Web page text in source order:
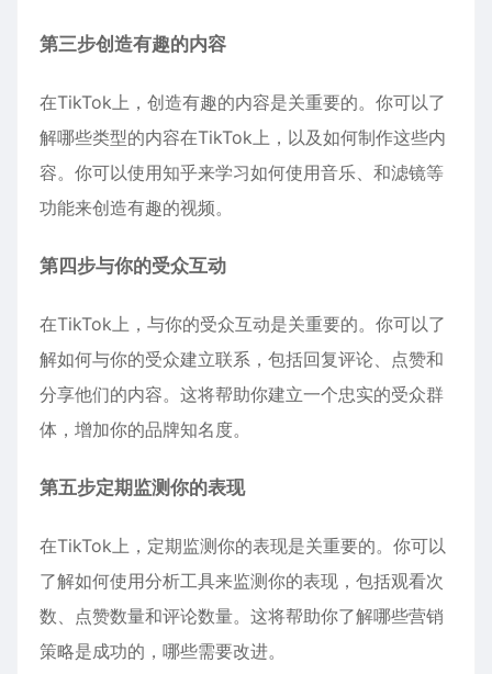
第三步创造有趣的内容
在TikTok上，创造有趣的内容是关重要的。你可以了
解哪些类型的内容在TikTok上，以及如何制作这些内
容。你可以使用知乎来学习如何使用音乐、和滤镜等
功能来创造有趣的视频。
第四步与你的受众互动
在TikTok上，与你的受众互动是关重要的。你可以了
解如何与你的受众建立联系，包括回复评论、点赞和
分享他们的内容。这将帮助你建立一个忠实的受众群
体，增加你的品牌知名度。
第五步定期监测你的表现
在TikTok上，定期监测你的表现是关重要的。你可以
了解如何使用分析工具来监测你的表现，包括观看次
数、点赞数量和评论数量。这将帮助你了解哪些营销
策略是成功的，哪些需要改进。